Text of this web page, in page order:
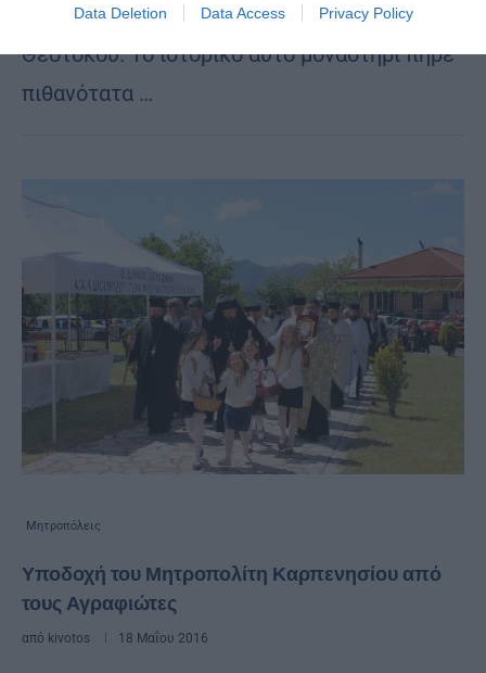
Data Deletion Data Access Privacy Policy
Κορώνας), αφιερωμένη στη γέννηση της
Θεοτόκου. Το ιστορικό αυτό μοναστήρι πήρε
πιθανότατα …
Μητροπόλεις
Υποδοχή του Μητροπολίτη Καρπενησίου από
τους Αγραφιώτες
από kivotos 18 Μαΐου 2016